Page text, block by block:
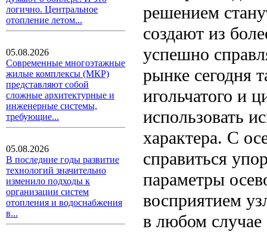
логично. Центральное
отопление летом...
05.08.2026
Современные многоэтажные
жилые комплексы (МКР)
представляют собой
сложные архитектурные и
инженерные системы,
требующие...
05.08.2026
В последние годы развитие
технологий значительно
изменило подходы к
организации систем
отопления и водоснабжения
в...
решением
создают из
успешно
рынке сегодня
игольчатого и
использовать
характера. С
справиться
параметры
восприятием
в любом случае